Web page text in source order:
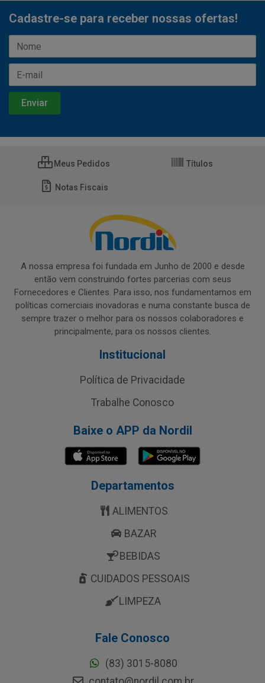
Cadastre-se para receber nossas ofertas!
Meus Pedidos Títulos
Notas Fiscais
A nossa empresa foi fundada em Junho de 2000 e desde
então vem construindo fortes parcerias com seus
Fornecedores e Clientes. Para isso, nos fundamentamos em
políticas comerciais inovadoras e numa constante busca de
sempre trazer o melhor para os nossos colaboradores e
principalmente, para os nossos clientes.
Institucional
Política de Privacidade
Trabalhe Conosco
Baixe o APP da Nordil
Departamentos
ALIMENTOS
BAZAR
BEBIDAS
CUIDADOS PESSOAIS
LIMPEZA
Fale Conosco
(83) 3015-8080